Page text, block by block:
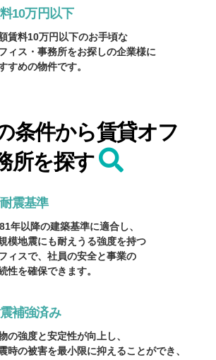
10万円以下
賃料10万円以下のお手頃な
ィス・事務所をお探しの企業様に
すめの物件です。
条件から賃貸オフ
所を探す
震基準
年以降の建築基準に適合し、
模地震にも耐えうる強度を持つ
ィスで、社員の安全と事業の
性を確保できます。
補強済み
の強度と安定性が向上し、
時の被害を最小限に抑えることができ、